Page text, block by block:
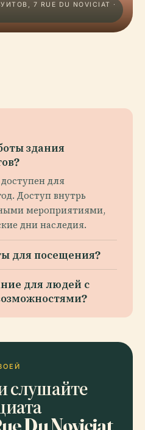
7 RUE DU NOVICIAT ·
здания
для
Доступ внутрь
мероприятиями,
дни наследия.
для посещения?
для людей с
слушайте
Du Noviciat